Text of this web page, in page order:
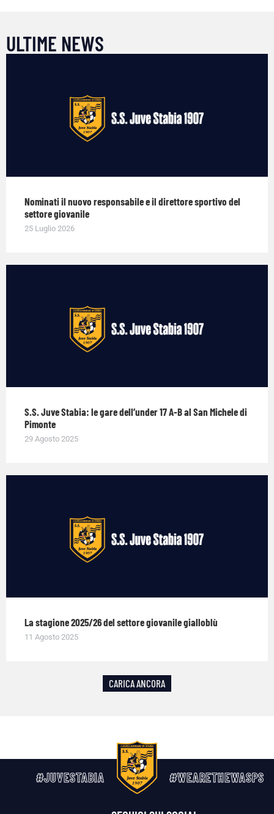
ULTIME NEWS
Nominati il nuovo responsabile e il direttore sportivo del
settore giovanile
25 Luglio 2026
S.S. Juve Stabia: le gare dell’under 17 A-B al San Michele di
Pimonte
29 Agosto 2025
La stagione 2025/26 del settore giovanile gialloblù
11 Agosto 2025
CARICA ANCORA
#JUVESTABIA #WEARETHEWASPS